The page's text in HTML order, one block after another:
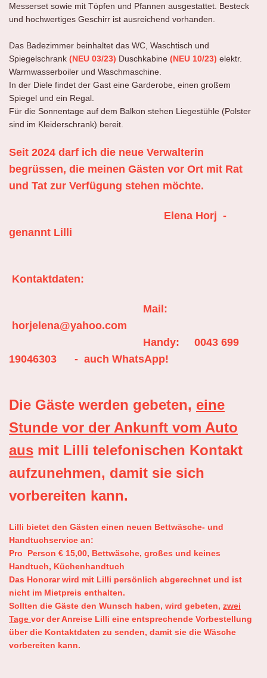
Messerset sowie mit Töpfen und Pfannen ausgestattet. Besteck
und hochwertiges Geschirr ist ausreichend vorhanden.
Das Badezimmer beinhaltet das WC, Waschtisch und
Spiegelschrank (NEU 03/23) Duschkabine (NEU 10/23) elektr.
Warmwasserboiler und Waschmaschine.
In der Diele findet der Gast eine Garderobe, einen großem
Spiegel und ein Regal.
Für die Sonnentage auf dem Balkon stehen Liegestühle (Polster
sind im Kleiderschrank) bereit.
Seit 2024 darf ich die neue Verwalterin
begrüssen, die meinen Gästen vor Ort mit Rat
und Tat zur Verfügung stehen möchte.
Elena Horj -
genannt Lilli
Kontaktdaten:
Mail:
horjelena@yahoo.com
Handy: 0043 699
19046303 - auch WhatsApp!
Die Gäste werden gebeten, eine
Stunde vor der Ankunft vom Auto
aus mit Lilli telefonischen Kontakt
aufzunehmen, damit sie sich
vorbereiten kann.
Lilli bietet den Gästen einen neuen Bettwäsche- und
Handtuchservice an:
Pro Person € 15,00, Bettwäsche, großes und keines
Handtuch, Küchenhandtuch
Das Honorar wird mit Lilli persönlich abgerechnet und ist
nicht im Mietpreis enthalten.
Sollten die Gäste den Wunsch haben, wird gebeten, zwei
Tage vor der Anreise Lilli eine entsprechende Vorbestellung
über die Kontaktdaten zu senden, damit sie die Wäsche
vorbereiten kann.